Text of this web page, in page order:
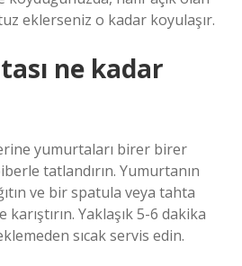
eklerseniz o kadar koyulaşır.
ne kadar
yumurtaları birer birer
tatlandırın. Yumurtanın
ve bir spatula veya tahta
karıştırın. Yaklaşık 5-6 dakika
sıcak servis edin.